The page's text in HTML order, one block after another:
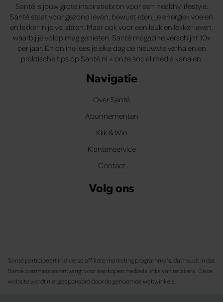
Santé is jouw grote inspiratiebron voor een healthy lifestyle.
Santé staat voor gezond leven, bewust eten, je energiek voelen
en lekker in je vel zitten. Maar ook voor een leuk en lekker leven,
waarbij je volop mag genieten. Santé magazine verschijnt 10x
per jaar. En online lees je elke dag de nieuwste verhalen en
praktische tips op Santé.nl + onze social media kanalen.
Navigatie
Over Santé
Abonnementen
Klik & Win
Klantenservice
Contact
Volg ons
Santé participeert in diverse affiliate marketing programma’s, dat houdt in dat
Santé commissies ontvangt voor aankopen middels links van retailers. Deze
website wordt niet gesponsord door de genoemde webwinkels.